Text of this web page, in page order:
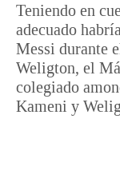
Teniendo en
adecuado
Messi durante
Weligton, el
colegiado
Kameni y